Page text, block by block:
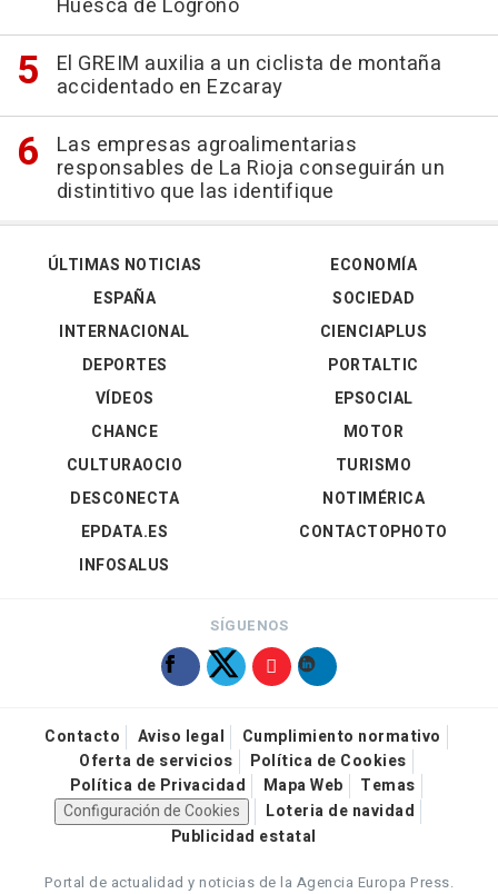
Huesca de Logroño
El GREIM auxilia a un ciclista de montaña
accidentado en Ezcaray
Las empresas agroalimentarias
responsables de La Rioja conseguirán un
distintitivo que las identifique
ÚLTIMAS NOTICIAS
ESPAÑA
INTERNACIONAL
DEPORTES
VÍDEOS
ECONOMÍA
SOCIEDAD
CIENCIAPLUS
PORTALTIC
EPSOCIAL
CHANCE
CULTURAOCIO
DESCONECTA
EPDATA.ES
INFOSALUS
MOTOR
TURISMO
NOTIMÉRICA
CONTACTOPHOTO
SÍGUENOS
Contacto Aviso legal
Cumplimiento normativo
Oferta de servicios
Política de Cookies
Política de Privacidad
Mapa Web
Temas
Configuración de Cookies
Loteria de navidad
Publicidad estatal
Portal de actualidad y noticias de la Agencia Europa Press.